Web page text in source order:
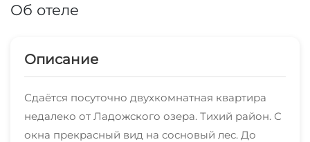
Об отеле
Описание
Сдаётся посуточно двухкомнатная квартира
недалеко от Ладожского озера. Тихий район. С
окна прекрасный вид на сосновый лес. До